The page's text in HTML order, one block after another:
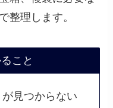
整理します。
こと
見つからない